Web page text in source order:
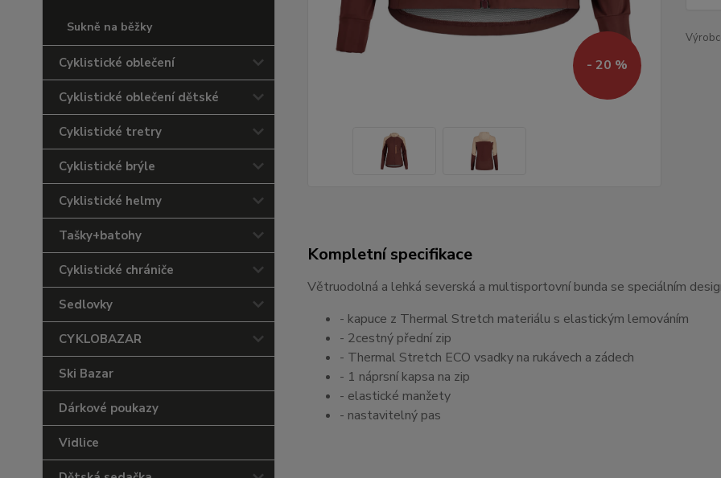
Sukně na běžky
Cyklistické oblečení
Cyklistické oblečení dětské
Cyklistické tretry
Cyklistické brýle
Cyklistické helmy
Tašky+batohy
Cyklistické chrániče
Sedlovky
CYKLOBAZAR
Ski Bazar
Dárkové poukazy
Vidlice
- 20 %
Kompletní specifikace
Větruodolná a lehká severská a multisportovní bunda se speciálním
- kapuce z Thermal Stretch materiálu s elastickým lemováním
- 2cestný přední zip
- Thermal Stretch ECO vsadky na rukávech a zádech
- 1 náprsní kapsa na zip
- elastické manžety
- nastavitelný pas